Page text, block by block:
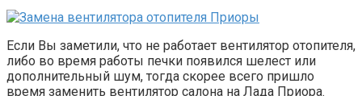
Если Вы заметили, что не работает вентилятор отопителя,
либо во время работы печки появился шелест или
дополнительный шум, тогда скорее всего пришло
время заменить вентилятор салона на Лада Приора.